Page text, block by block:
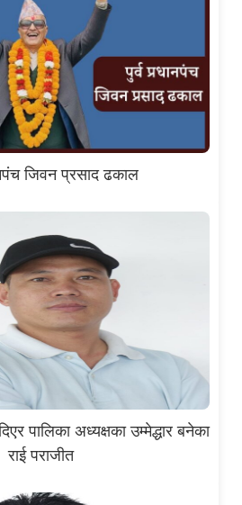
जिवन प्रसाद ढकाल
पालिका अध्यक्षका उम्मेद्धार बनेका
राई पराजीत